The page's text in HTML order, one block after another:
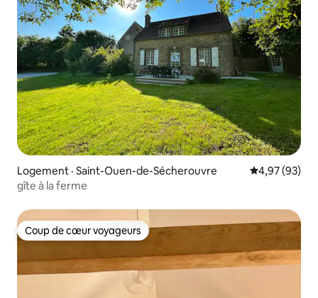
Logement · Saint-Ouen-de-Sécherouvre Note
4,97 (93)
gîte à la ferme
Coup de cœur voyageurs
Coup de cœur voyageurs